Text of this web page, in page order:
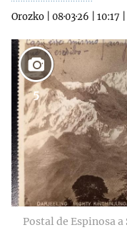
Orozko
08·03·26 10:17 |
5
Postal de Espinosa a